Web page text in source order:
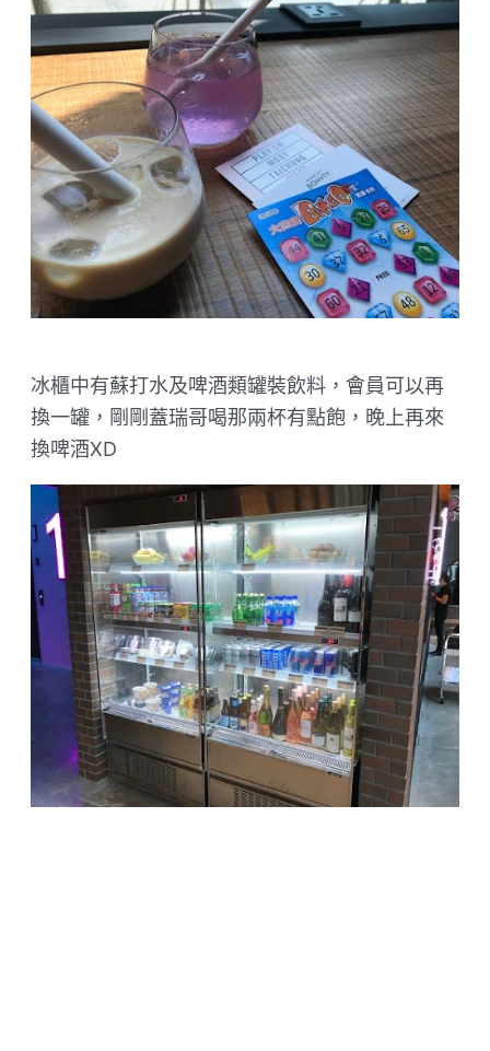
冰櫃中有蘇打水及啤酒類罐裝飲料，會員可以再
換一罐，剛剛蓋瑞哥喝那兩杯有點飽，晚上再來
換啤酒XD